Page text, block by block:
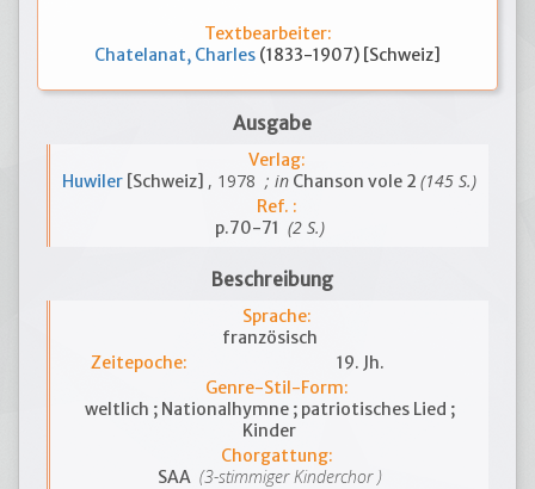
Textbearbeiter:
Chatelanat, Charles (1833-1907) [Schweiz]
Ausgabe
Verlag:
Huwiler [Schweiz] , 1978 ; in Chanson vole 2 (145 S.)
Ref. :
p.70-71 (2 S.)
Beschreibung
Sprache:
französisch
Zeitepoche:
19. Jh.
Genre-Stil-Form:
weltlich ; Nationalhymne ; patriotisches Lied ;
Kinder
Chorgattung:
SAA (3-stimmiger Kinderchor )